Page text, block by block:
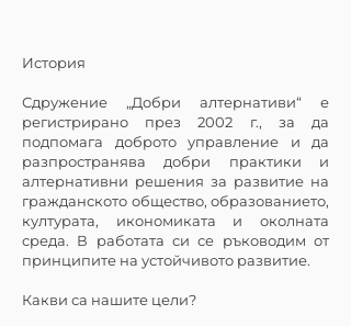
История
Сдружение „Добри алтернативи“ е
регистрирано през 2002 г., за да
подпомага доброто управление и да
разпространява добри практики и
алтернативни решения за развитие на
гражданското общество, образованието,
културата, икономиката и околната
среда. В работата си се ръководим от
принципите на устойчивото развитие.
Какви са нашите цели?